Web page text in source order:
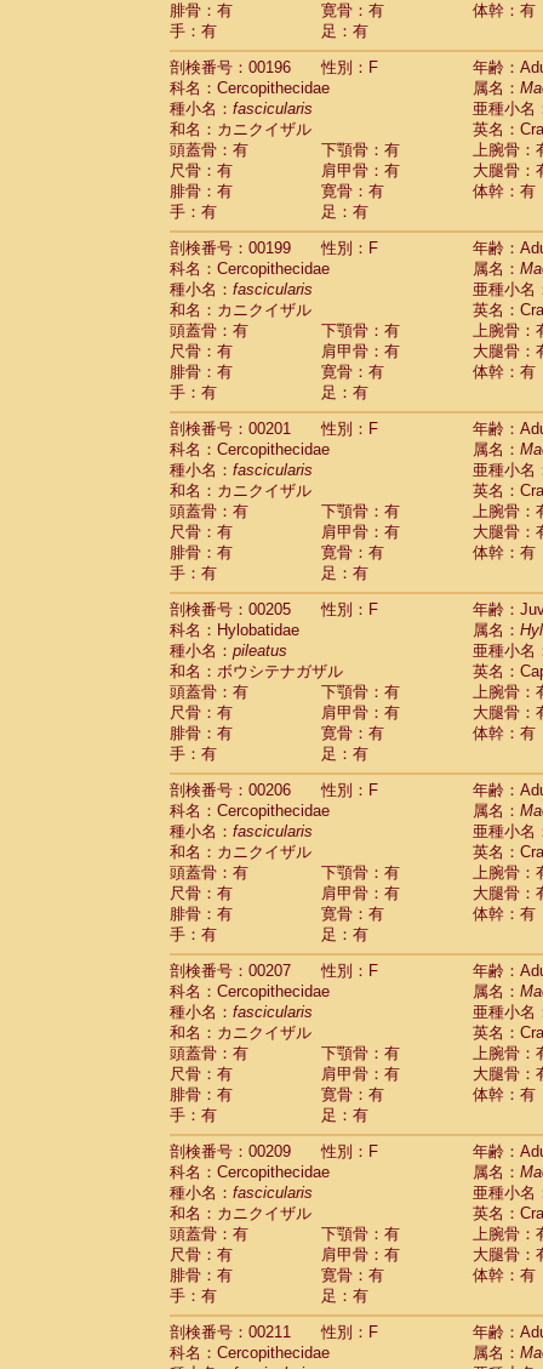
腓骨：有
寛骨：有
体幹：有
手：有
足：有
剖検番号：00196
性別：F
年齢：
科名：Cercopithecidae
属名：
種小名： fascicularis
亜種小名
和名：カニクイザル
英名：
頭蓋骨：有
下顎骨：有
上腕骨：
尺骨：有
肩甲骨：有
大腿骨：
腓骨：有
寛骨：有
体幹：有
手：有
足：有
剖検番号：00199
性別：F
年齢：
科名：Cercopithecidae
属名：
種小名： fascicularis
亜種小名
和名：カニクイザル
英名：
頭蓋骨：有
下顎骨：有
上腕骨：
尺骨：有
肩甲骨：有
大腿骨：
腓骨：有
寛骨：有
体幹：有
手：有
足：有
剖検番号：00201
性別：F
年齢：
科名：Cercopithecidae
属名：
種小名： fascicularis
亜種小名
和名：カニクイザル
英名：
頭蓋骨：有
下顎骨：有
上腕骨：
尺骨：有
肩甲骨：有
大腿骨：
腓骨：有
寛骨：有
体幹：有
手：有
足：有
剖検番号：00205
性別：F
年齢：
科名：Hylobatidae
属名：
種小名： pileatus
亜種小名
和名：ボウシテナガザル
英名：
頭蓋骨：有
下顎骨：有
上腕骨：
尺骨：有
肩甲骨：有
大腿骨：
腓骨：有
寛骨：有
体幹：有
手：有
足：有
剖検番号：00206
性別：F
年齢：
科名：Cercopithecidae
属名：
種小名： fascicularis
亜種小名
和名：カニクイザル
英名：
頭蓋骨：有
下顎骨：有
上腕骨：
尺骨：有
肩甲骨：有
大腿骨：
腓骨：有
寛骨：有
体幹：有
手：有
足：有
剖検番号：00207
性別：F
年齢：
科名：Cercopithecidae
属名：
種小名： fascicularis
亜種小名
和名：カニクイザル
英名：
頭蓋骨：有
下顎骨：有
上腕骨：
尺骨：有
肩甲骨：有
大腿骨：
腓骨：有
寛骨：有
体幹：有
手：有
足：有
剖検番号：00209
性別：F
年齢：
科名：Cercopithecidae
属名：
種小名： fascicularis
亜種小名
和名：カニクイザル
英名：
頭蓋骨：有
下顎骨：有
上腕骨：
尺骨：有
肩甲骨：有
大腿骨：
腓骨：有
寛骨：有
体幹：有
手：有
足：有
剖検番号：00211
性別：F
年齢：
科名：Cercopithecidae
属名：